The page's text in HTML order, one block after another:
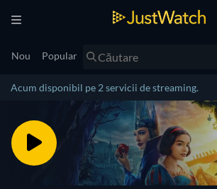
Nou Popular
Acum disponibil pe 2 servicii de streaming.